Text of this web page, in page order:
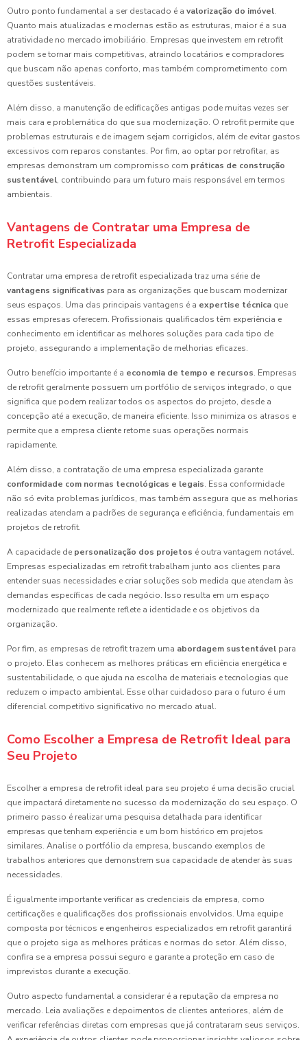
Outro ponto fundamental a ser destacado é a valorização do imóvel.
Quanto mais atualizadas e modernas estão as estruturas, maior é a sua
atratividade no mercado imobiliário. Empresas que investem em retrofit
podem se tornar mais competitivas, atraindo locatários e compradores
que buscam não apenas conforto, mas também comprometimento com
questões sustentáveis.
Além disso, a manutenção de edificações antigas pode muitas vezes ser
mais cara e problemática do que sua modernização. O retrofit permite que
problemas estruturais e de imagem sejam corrigidos, além de evitar gastos
excessivos com reparos constantes. Por fim, ao optar por retrofitar, as
empresas demonstram um compromisso com práticas de construção
sustentável, contribuindo para um futuro mais responsável em termos
ambientais.
Vantagens de Contratar uma Empresa de
Retrofit Especializada
Contratar uma empresa de retrofit especializada traz uma série de
vantagens significativas para as organizações que buscam modernizar
seus espaços. Uma das principais vantagens é a expertise técnica que
essas empresas oferecem. Profissionais qualificados têm experiência e
conhecimento em identificar as melhores soluções para cada tipo de
projeto, assegurando a implementação de melhorias eficazes.
Outro benefício importante é a economia de tempo e recursos. Empresas
de retrofit geralmente possuem um portfólio de serviços integrado, o que
significa que podem realizar todos os aspectos do projeto, desde a
concepção até a execução, de maneira eficiente. Isso minimiza os atrasos e
permite que a empresa cliente retome suas operações normais
rapidamente.
Além disso, a contratação de uma empresa especializada garante
conformidade com normas tecnológicas e legais. Essa conformidade
não só evita problemas jurídicos, mas também assegura que as melhorias
realizadas atendam a padrões de segurança e eficiência, fundamentais em
projetos de retrofit.
A capacidade de personalização dos projetos é outra vantagem notável.
Empresas especializadas em retrofit trabalham junto aos clientes para
entender suas necessidades e criar soluções sob medida que atendam às
demandas específicas de cada negócio. Isso resulta em um espaço
modernizado que realmente reflete a identidade e os objetivos da
organização.
Por fim, as empresas de retrofit trazem uma abordagem sustentável para
o projeto. Elas conhecem as melhores práticas em eficiência energética e
sustentabilidade, o que ajuda na escolha de materiais e tecnologias que
reduzem o impacto ambiental. Esse olhar cuidadoso para o futuro é um
diferencial competitivo significativo no mercado atual.
Como Escolher a Empresa de Retrofit Ideal para
Seu Projeto
Escolher a empresa de retrofit ideal para seu projeto é uma decisão crucial
que impactará diretamente no sucesso da modernização do seu espaço. O
primeiro passo é realizar uma pesquisa detalhada para identificar
empresas que tenham experiência e um bom histórico em projetos
similares. Analise o portfólio da empresa, buscando exemplos de
trabalhos anteriores que demonstrem sua capacidade de atender às suas
necessidades.
É igualmente importante verificar as credenciais da empresa, como
certificações e qualificações dos profissionais envolvidos. Uma equipe
composta por técnicos e engenheiros especializados em retrofit garantirá
que o projeto siga as melhores práticas e normas do setor. Além disso,
confira se a empresa possui seguro e garante a proteção em caso de
imprevistos durante a execução.
Outro aspecto fundamental a considerar é a reputação da empresa no
mercado. Leia avaliações e depoimentos de clientes anteriores, além de
verificar referências diretas com empresas que já contrataram seus serviços.